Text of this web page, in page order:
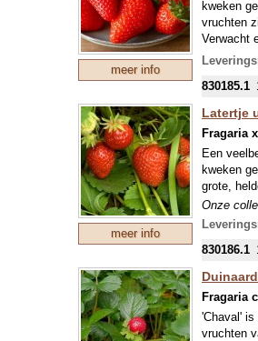
meer info
kweken
vruchten
Verwacht
Onze
welke in
830185.1
meer info
Latertje
Fragaria
Een
kweken
grote,
Onze
830186.1
Fragaria
'Chaval' is
vruchten